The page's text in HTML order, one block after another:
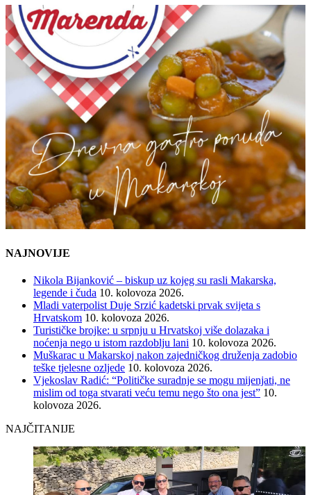
NAJNOVIJE
Nikola Bijanković – biskup uz kojeg su rasli Makarska,
legende i čuda 10. kolovoza 2026.
Mladi vaterpolist Duje Srzić kadetski prvak svijeta s
Hrvatskom 10. kolovoza 2026.
Turističke brojke: u srpnju u Hrvatskoj više dolazaka i
noćenja nego u istom razdoblju lani 10. kolovoza 2026.
Muškarac u Makarskoj nakon zajedničkog druženja zadobio
teške tjelesne ozljede 10. kolovoza 2026.
Vjekoslav Radić: “Političke suradnje se mogu mijenjati, ne
mislim od toga stvarati veću temu nego što ona jest” 10.
kolovoza 2026.
NAJČITANIJE